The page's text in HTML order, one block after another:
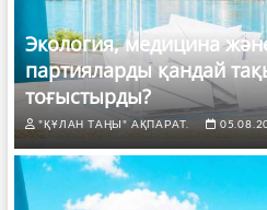
Экология, медицина
партияларды қандай
тоғыстырды?
"ҚҰЛАН ТАҢЫ" АҚПАРАТ.